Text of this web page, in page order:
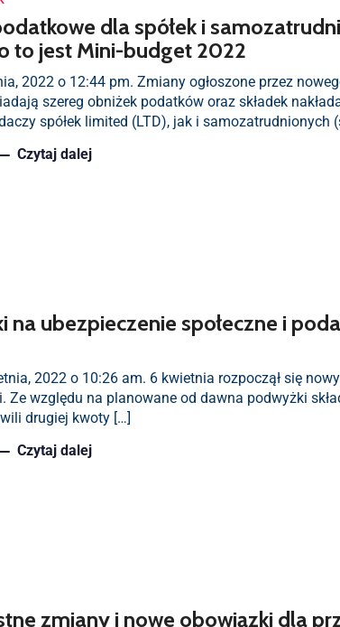
dla spółek i
to jest Mini-budget 2022
2022 o 12:44 pm. Zmiany ogłoszone przez
szereg obniżek podatków oraz składek
spółek limited (LTD), jak i
Czytaj dalej
na ubezpieczenie społeczne i
2022 o 10:26 am. 6 kwietnia rozpoczął się
względu na planowane od dawna podwyżki
drugiej kwoty […]
Czytaj dalej
zmiany i nowe obowiązki dla